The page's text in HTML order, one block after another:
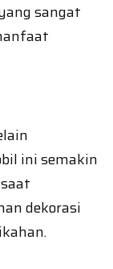
sangat
ini semakin
dekorasi